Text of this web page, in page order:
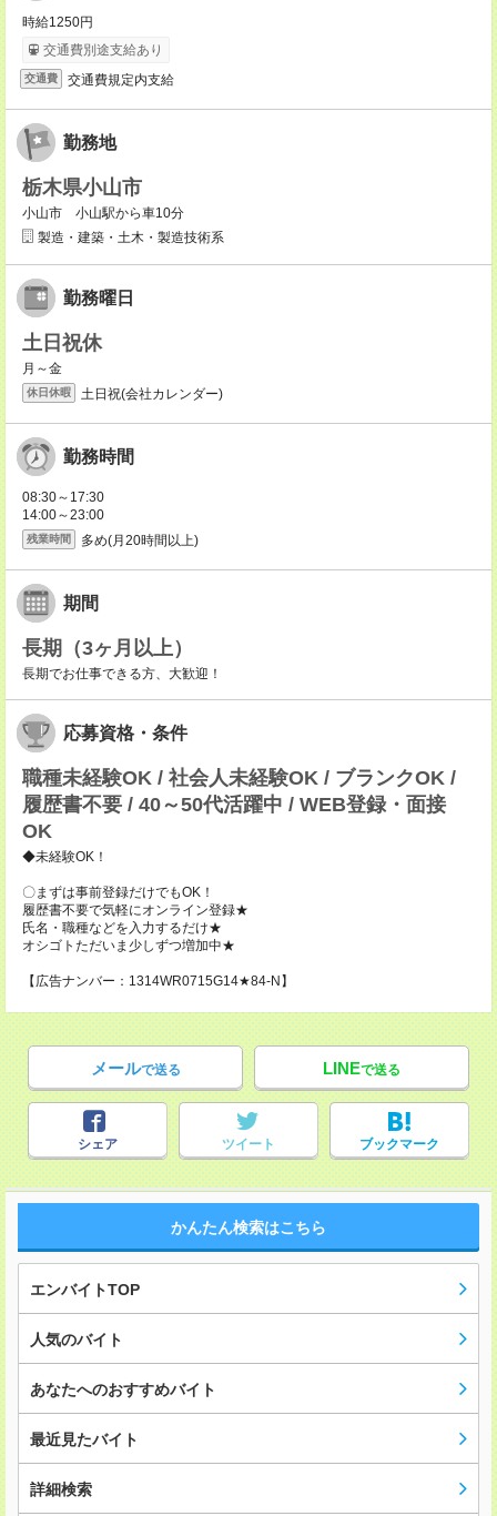
時給1250円
交通費別途支給あり
交通費 交通費規定内支給
勤務地
栃木県小山市
小山市 小山駅から車10分
製造・建築・土木・製造技術系
勤務曜日
土日祝休
月～金
休日休暇 土日祝(会社カレンダー)
勤務時間
08:30～17:30
14:00～23:00
残業時間 多め(月20時間以上)
期間
長期（3ヶ月以上）
長期でお仕事できる方、大歓迎！
応募資格・条件
職種未経験OK / 社会人未経験OK / ブランクOK /
履歴書不要 / 40～50代活躍中 / WEB登録・面接
OK
◆未経験OK！
〇まずは事前登録だけでもOK！
履歴書不要で気軽にオンライン登録★
氏名・職種などを入力するだけ★
オシゴトただいま少しずつ増加中★
【広告ナンバー：1314WR0715G14★84-N】
メールで送る LINEで送る
シェア ツイート ブックマーク
かんたん検索はこちら
エンバイトTOP
人気のバイト
あなたへのおすすめバイト
最近見たバイト
詳細検索